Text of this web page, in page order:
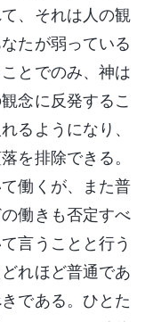
、それは人の観
たが弱っている
とでのみ、神は
念に反発するこ
るようになり、
を排除できる。
働くが、また普
働きも否定すべ
言うことと行う
れほど普通であ
である。ひとた